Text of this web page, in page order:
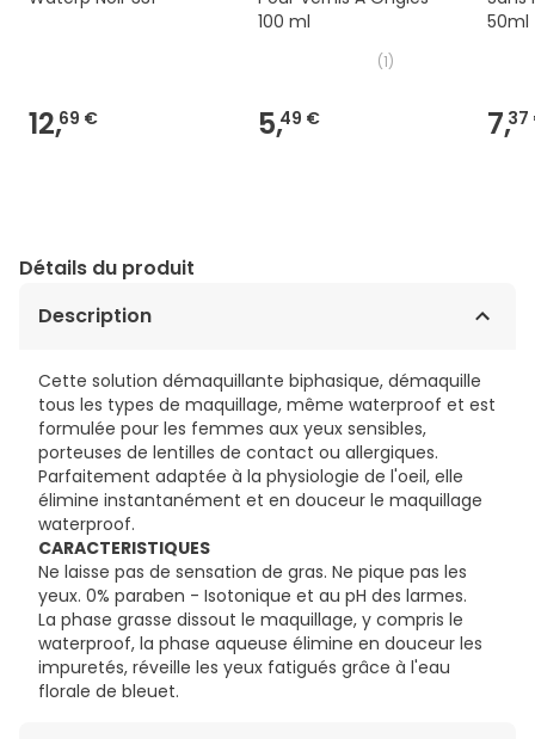
12,69 €
100 ml
(1)
5,49 €
50ml
7,37
Détails du produit
Description
Cette solution démaquillante biphasique, démaquille
tous les types de maquillage, même waterproof et est
formulée pour les femmes aux yeux sensibles,
porteuses de lentilles de contact ou allergiques.
Parfaitement adaptée à la physiologie de l'oeil, elle
élimine instantanément et en douceur le maquillage
waterproof.
CARACTERISTIQUES
Ne laisse pas de sensation de gras. Ne pique pas les
yeux. 0% paraben - Isotonique et au pH des larmes.
La phase grasse dissout le maquillage, y compris le
waterproof, la phase aqueuse élimine en douceur les
impuretés, réveille les yeux fatigués grâce à l'eau
florale de bleuet.